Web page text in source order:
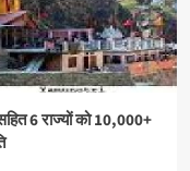
6 राज्यों को 10,000+